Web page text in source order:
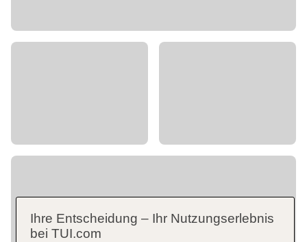
Ihre Entscheidung – Ihr Nutzungserlebnis
bei TUI.com